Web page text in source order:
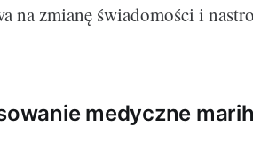
na zmianę świadomości i
medyczne